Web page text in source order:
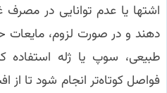
اشتها یا عدم توانایی در
دهند و در صورت لزوم، مایعات
طبیعی، سوپ یا ژله استفاده
فواصل کوتاه‌تر انجام شود تا از